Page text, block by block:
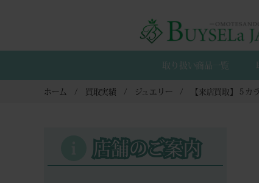
取り扱い商品一覧
ホーム 買取実績 ジュエリー
店舗のご案内